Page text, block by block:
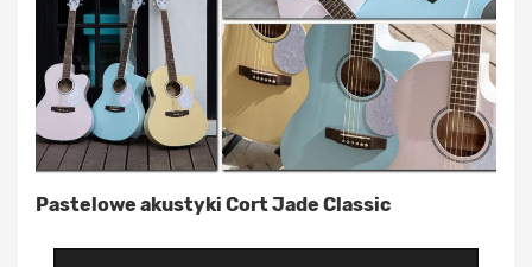
Pastelowe akustyki Cort Jade Classic